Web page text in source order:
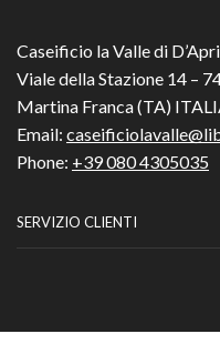
Caseificio la Valle di
Viale della Stazione 14 –
Martina Franca (TA)
Email:
Phone: +39 080 4305035
SERVIZIO CLIENTI